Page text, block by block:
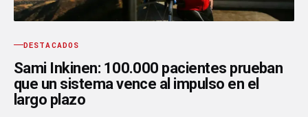
DESTACADOS
Sami Inkinen: 100.000 pacientes prueban
que un sistema vence al impulso en el
largo plazo